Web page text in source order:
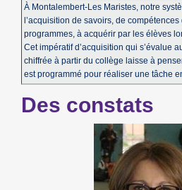
À Montalembert-Les Maristes, notre
l’acquisition de savoirs, de
programmes, à acquérir par les élèves
Cet impératif d’acquisition qui s’évalue
chiffrée à partir du collège laisse à
est programmé pour réaliser une tâche
Des constats